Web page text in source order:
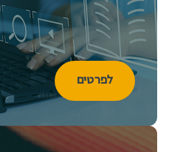
לפרטים